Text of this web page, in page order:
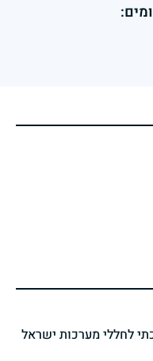
לחללי מערכות ישראל